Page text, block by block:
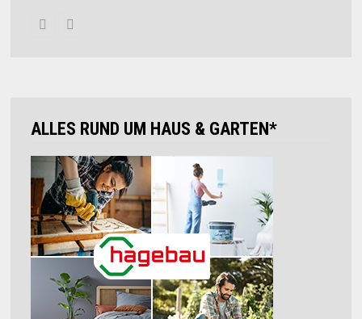
ALLES RUND UM HAUS & GARTEN*